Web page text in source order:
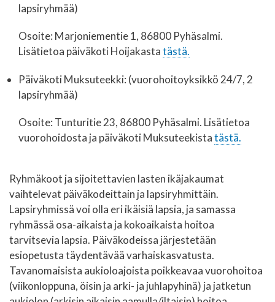
lapsiryhmää)
Osoite: Marjoniementie 1, 86800 Pyhäsalmi.
Lisätietoa päiväkoti Hoijakastatästä.
Päiväkoti Muksuteekki: (vuorohoitoyksikkö 24/7, 2
lapsiryhmää)
Osoite: Tunturitie 23, 86800 Pyhäsalmi. Lisätietoa
vuorohoidosta ja päiväkoti Muksuteekistatästä.
Ryhmäkoot ja sijoitettavien lasten ikäjakaumat
vaihtelevat päiväkodeittain ja lapsiryhmittäin.
Lapsiryhmissä voi olla eri ikäisiä lapsia, ja samassa
ryhmässä osa-aikaista ja kokoaikaista hoitoa
tarvitsevia lapsia. Päiväkodeissa järjestetään
esiopetusta täydentävää varhaiskasvatusta.
Tavanomaisista aukioloajoista poikkeavaa vuorohoitoa
(viikonloppuna, öisin ja arki- ja juhlapyhinä) ja jatketun